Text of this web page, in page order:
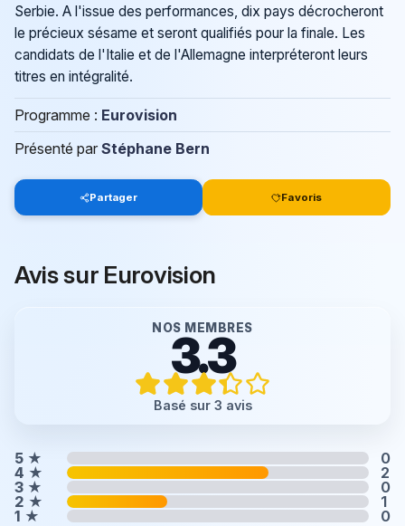
Serbie. A l'issue des performances, dix pays décrocheront
le précieux sésame et seront qualifiés pour la finale. Les
candidats de l'Italie et de l'Allemagne interpréteront leurs
titres en intégralité.
Programme : Eurovision
Présenté par Stéphane Bern
Partager Favoris
Avis sur Eurovision
NOS MEMBRES
3.3
Basé sur 3 avis
5 ★
0
4 ★
2
3 ★
0
2 ★
1
1 ★ 0